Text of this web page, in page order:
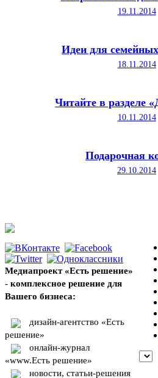
19.11.2014
Идеи для
18.11.2014
Читайте в разделе
10.11.2014
Подарочная
29.10.2014
Медиапроект «Есть решение»
- комплексное решение для
Вашего бизнеса:
дизайн-агентство «Есть
решение»
онлайн-журнал
«www.Есть решение»
новости, статьи-решения